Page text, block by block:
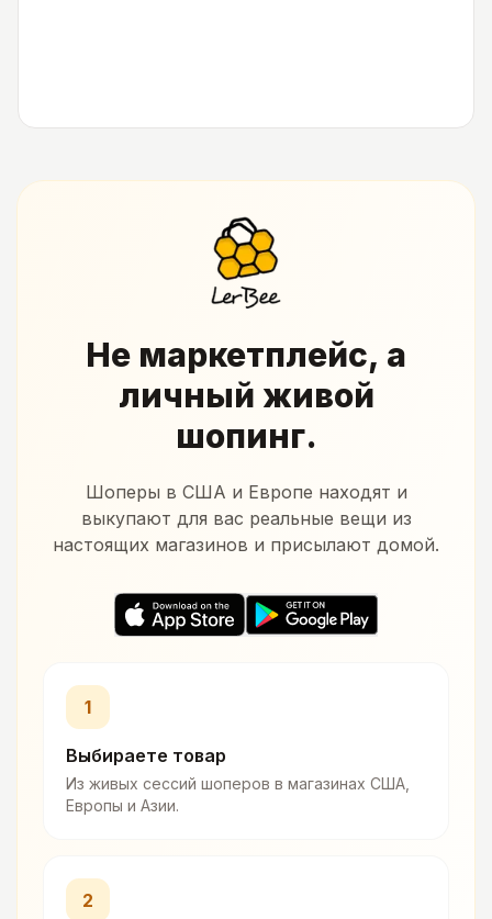
Не маркетплейс, а
личный живой
шопинг.
Шоперы в США и Европе находят и
выкупают для вас реальные вещи из
настоящих магазинов и присылают домой.
1
Выбираете товар
Из живых сессий шоперов в магазинах США,
Европы и Азии.
2